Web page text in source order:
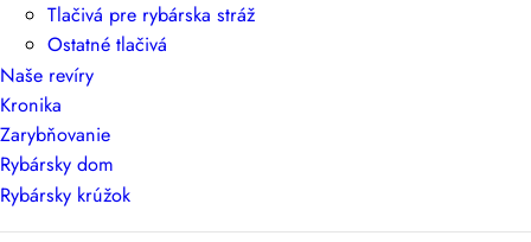
Tlačivá pre rybárska stráž
Ostatné tlačivá
Naše revíry
Kronika
Zarybňovanie
Rybársky dom
Rybársky krúžok